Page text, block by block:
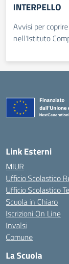
INTERPELLO
Avvisi per
nell'Istituto
Link Esterni
MIUR
Ufficio Scolastico
Ufficio Scolastico
Scuola in Chiaro
Iscrizioni On Line
Invalsi
Comune
La Scuola